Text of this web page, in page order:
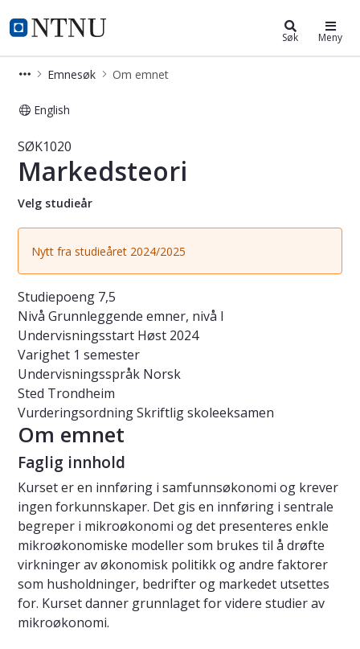
NTNU Hjemmeside
Studier Søk Meny
Emnesøk Om emnet
English
Emne - Markedsteori - SØK1020
SØK1020
Markedsteori
Velg studieår
Nytt fra studieåret 2024/2025
Studiepoeng 7,5
Nivå Grunnleggende emner, nivå I
Undervisningsstart Høst 2024
Varighet 1 semester
Undervisningsspråk Norsk
Sted Trondheim
VurderingsordningSkriftlig skoleeksamen
Om emnet
Faglig innhold
Kurset er en innføring i samfunnsøkonomi og krever
ingen forkunnskaper. Det gis en innføring i sentrale
begreper i mikroøkonomi og det presenteres enkle
mikroøkonomiske modeller som brukes til å drøfte
virkninger av økonomisk politikk og andre faktorer
som husholdninger, bedrifter og markedet utsettes
for. Kurset danner grunnlaget for videre studier av
mikroøkonomi.